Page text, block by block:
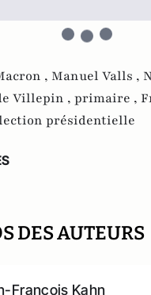
, Manuel Valls ,
Villepin , primaire ,
présidentielle
DES AUTEURS
François Kahn